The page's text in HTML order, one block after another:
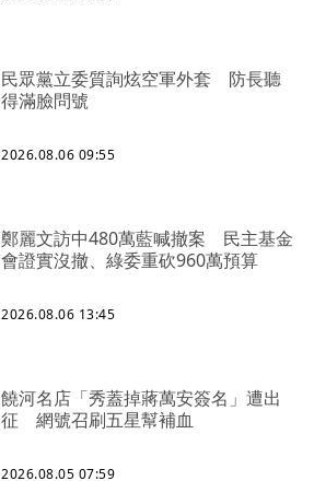
民眾黨立委質詢炫空軍外套 防長聽
得滿臉問號
2026.08.06 09:55
鄭麗文訪中480萬藍喊撤案 民主基金
會證實沒撤、綠委重砍960萬預算
2026.08.06 13:45
饒河名店「秀蓋掉蔣萬安簽名」遭出
征 網號召刷五星幫補血
2026.08.05 07:59